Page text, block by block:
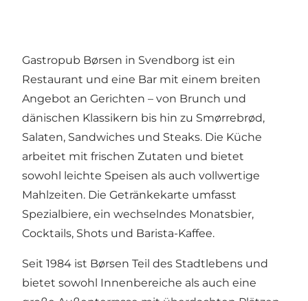
Gastropub Børsen in Svendborg ist ein
Restaurant und eine Bar mit einem breiten
Angebot an Gerichten – von Brunch und
dänischen Klassikern bis hin zu Smørrebrød,
Salaten, Sandwiches und Steaks. Die Küche
arbeitet mit frischen Zutaten und bietet
sowohl leichte Speisen als auch vollwertige
Mahlzeiten. Die Getränkekarte umfasst
Spezialbiere, ein wechselndes Monatsbier,
Cocktails, Shots und Barista-Kaffee.
Seit 1984 ist Børsen Teil des Stadtlebens und
bietet sowohl Innenbereiche als auch eine